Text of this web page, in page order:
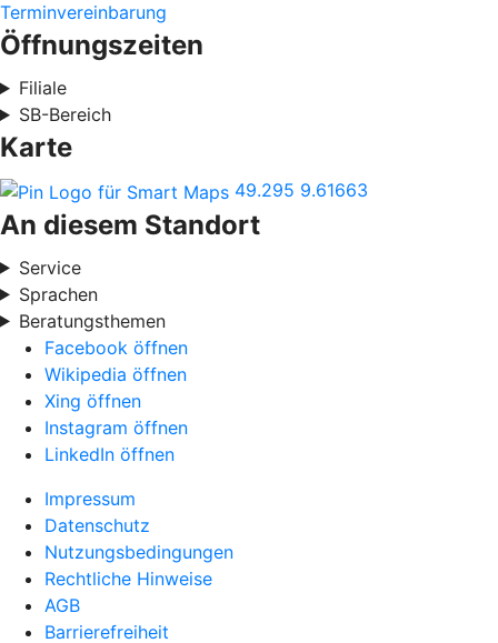
Terminvereinbarung
Öffnungszeiten
Filiale
SB-Bereich
Karte
49.295 9.61663
An diesem Standort
Service
Sprachen
Beratungsthemen
Facebook öffnen
Wikipedia öffnen
Xing öffnen
Instagram öffnen
LinkedIn öffnen
Impressum
Datenschutz
Nutzungsbedingungen
Rechtliche Hinweise
AGB
Barrierefreiheit